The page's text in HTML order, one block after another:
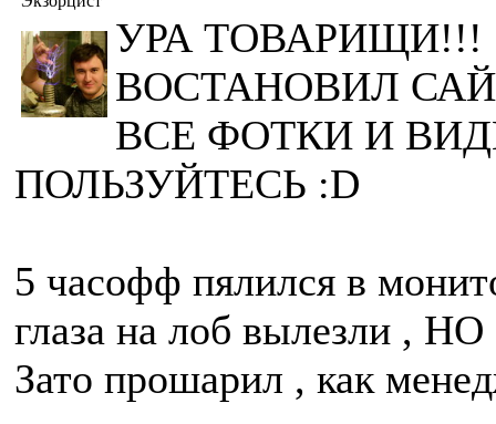
УРА ТОВАРИЩИ!!!
ВОСТАНОВИЛ
ВСЕ ФОТКИ И
ПОЛЬЗУЙТЕСЬ :D
5 часофф пялился в
глаза на лоб вылезли ,
Зато прошарил , как